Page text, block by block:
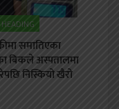
समातिएका
बिकले अस्पतालमा
निस्कियो खैरो